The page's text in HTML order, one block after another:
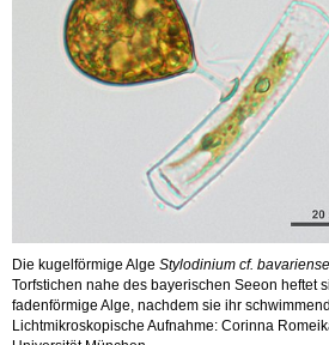
Die kugelförmige Alge Stylodinium cf. bavariense
Torfstichen nahe des bayerischen Seeon heftet
fadenförmige Alge, nachdem sie ihr
Lichtmikroskopische Aufnahme: Corinna